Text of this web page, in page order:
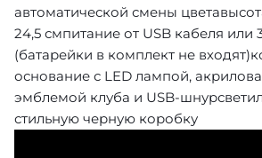
автоматической смены
24,5 смпитание от USB кабеля или
(батарейки в комплект не
основание с LED лампой,
эмблемой клуба и USB-
стильную черную коробку